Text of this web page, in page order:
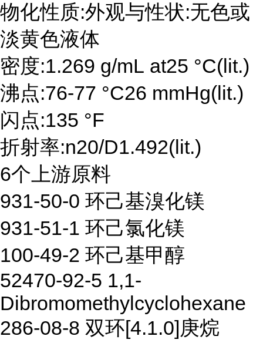
物化性质:外观与性状:无色或
淡黄色液体
密度:1.269 g/mL at25 °C(lit.)
沸点:76-77 °C26 mmHg(lit.)
闪点:135 °F
折射率:n20/D1.492(lit.)
6个上游原料
931-50-0 环己基溴化镁
931-51-1 环己氯化镁
100-49-2 环己基甲醇
52470-92-5 1,1-
Dibromomethylcyclohexane
286-08-8 双环[4.1.0]庚烷